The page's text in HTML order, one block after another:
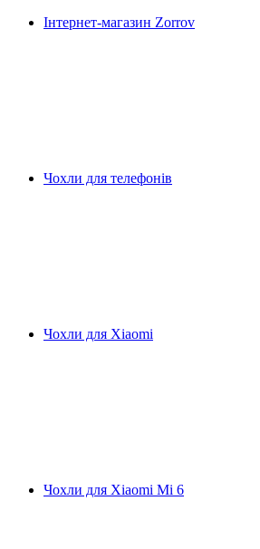
Інтернет-магазин Zorrov
Чохли для телефонів
Чохли для Xiaomi
Чохли для Xiaomi Mi 6